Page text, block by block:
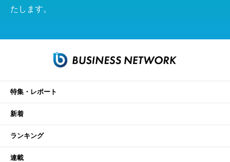
たします。
特集・レポート
新着
ランキング
連載